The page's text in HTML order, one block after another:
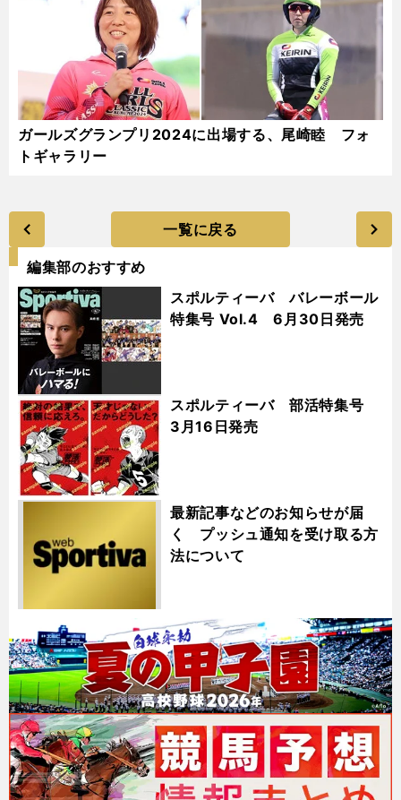
ガールズグランプリ2024に出場する、尾崎睦 フォ
トギャラリー
一覧に戻る
編集部のおすすめ
スポルティーバ バレーボール
特集号 Vol.4 6月30日発売
スポルティーバ 部活特集号
3月16日発売
最新記事などのお知らせが届
く プッシュ通知を受け取る方
法について